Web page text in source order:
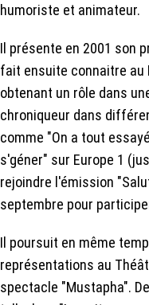
humoriste et animateur.
Il présente en 2001 son
fait ensuite connaitre au
obtenant un rôle dans
chroniqueur dans
comme "On a tout
s'géner" sur Europe 1
rejoindre l'émission
septembre pour
Il poursuit en même
représentations au
spectacle "Mustapha".